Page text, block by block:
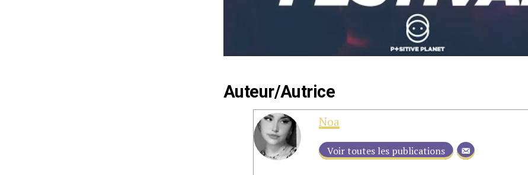
Auteur/Autrice
Noa
Voir toutes les publications